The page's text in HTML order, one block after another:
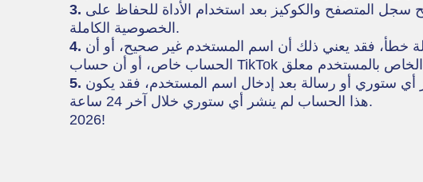
3.
الخصوصية الكاملة.
4.
5.
هذا الحساب لم ينشر أي ستوري خلال آخر 24 ساعة.
2026!